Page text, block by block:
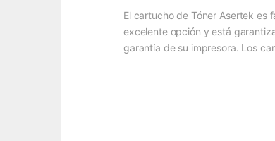
El cartucho de Tóner Asertek es
excelente opción y está
garantía de su impresora. Los